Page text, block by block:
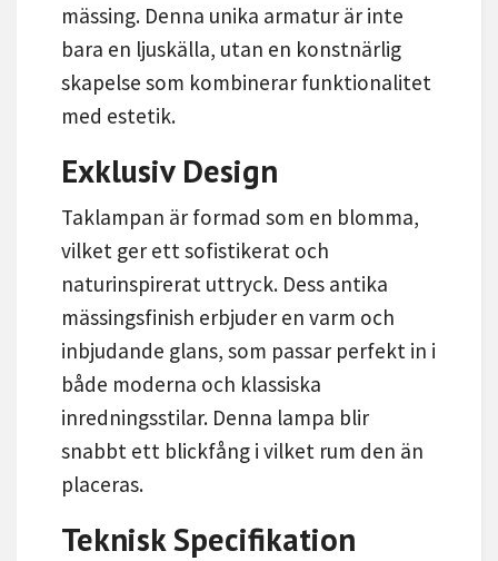
mässing. Denna unika armatur är inte
bara en ljuskälla, utan en konstnärlig
skapelse som kombinerar funktionalitet
med estetik.
Exklusiv Design
Taklampan är formad som en blomma,
vilket ger ett sofistikerat och
naturinspirerat uttryck. Dess antika
mässingsfinish erbjuder en varm och
inbjudande glans, som passar perfekt in i
både moderna och klassiska
inredningsstilar. Denna lampa blir
snabbt ett blickfång i vilket rum den än
placeras.
Teknisk Specifikation